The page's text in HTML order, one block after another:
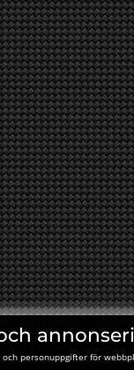
personuppgifter för